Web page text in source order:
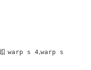
warp s 4,warp s